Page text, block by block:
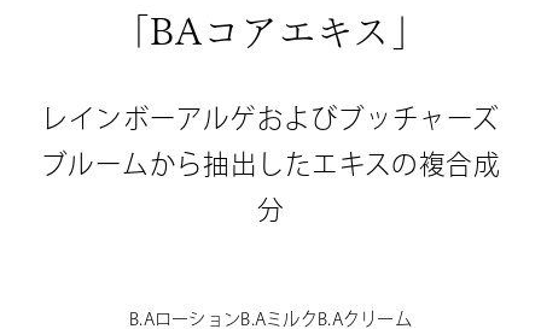
「BAコアエキス」
レインボーアルゲおよびブッチャーズ
ブルームから抽出したエキスの複合成
分
B.AローションB.Aミルク B.Aクリーム